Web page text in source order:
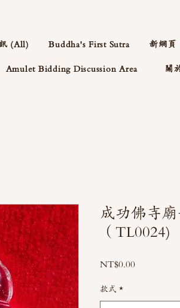
(All) Buddha's First Sutra 新網頁
Amulet Bidding Discussion Area 關
成功佛寺
（TL0024)
NT$0.00Price
款式 *